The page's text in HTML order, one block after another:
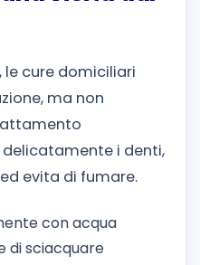
le cure domiciliari
ma non
delicatamente i denti,
evita di fumare.
con acqua
di sciacquare